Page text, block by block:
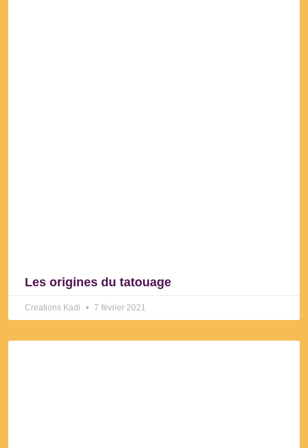
Les origines du tatouage
Creations Kadi 7 février 2021